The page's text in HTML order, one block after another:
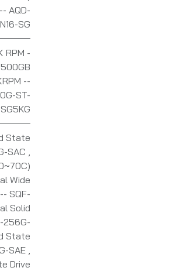
AQD-
SG
RPM -
--
ST-
State
SAC ,
Wide
SQF-
Solid
256G-
State
SAE ,
Drive